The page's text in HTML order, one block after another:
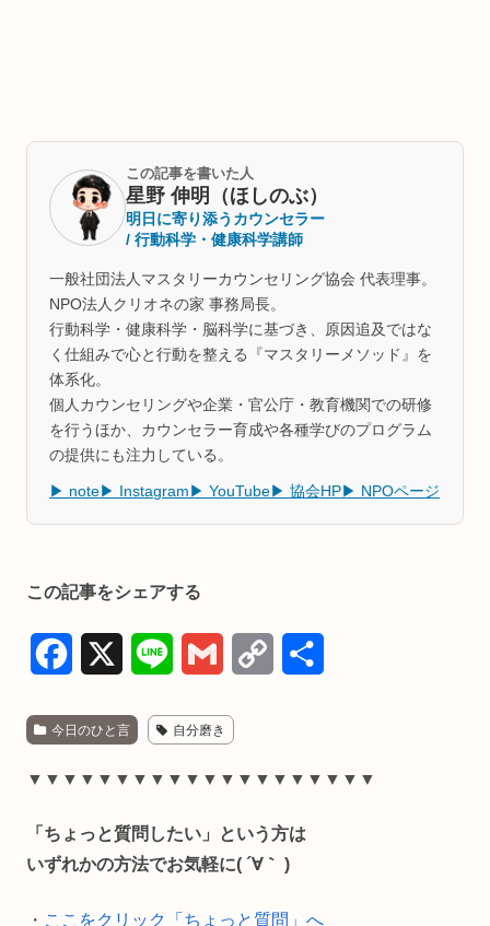
この記事を書いた人
星野 伸明（ほしのぶ）
明日に寄り添うカウンセラー
/ 行動科学・健康科学講師
一般社団法人マスタリーカウンセリング協会 代表理事。
NPO法人クリオネの家 事務局長。
行動科学・健康科学・脳科学に基づき、原因追及ではな
く仕組みで心と行動を整える『マスタリーメソッド』を
体系化。
個人カウンセリングや企業・官公庁・教育機関での研修
を行うほか、カウンセラー育成や各種学びのプログラム
の提供にも注力している。
▶ note ▶ Instagram ▶ YouTube ▶ 協会HP ▶ NPOページ
この記事をシェアする
c
e
o
n
e
a
i y
L
i
今日のひと言 自分磨き
▼▼▼▼▼▼▼▼▼▼▼▼▼▼▼▼▼▼▼▼
「ちょっと質問したい」という方は
いずれかの方法でお気軽に( ´∀｀ )
・ ここをクリック「ちょっと質問」へ